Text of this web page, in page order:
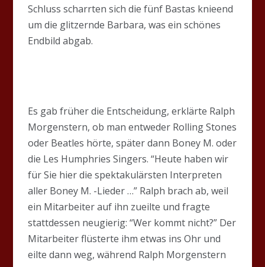
Schluss scharrten sich die fünf Bastas knieend
um die glitzernde Barbara, was ein schönes
Endbild abgab.
Es gab früher die Entscheidung, erklärte Ralph
Morgenstern, ob man entweder Rolling Stones
oder Beatles hörte, später dann Boney M. oder
die Les Humphries Singers. “Heute haben wir
für Sie hier die spektakulärsten Interpreten
aller Boney M. -Lieder …” Ralph brach ab, weil
ein Mitarbeiter auf ihn zueilte und fragte
stattdessen neugierig: “Wer kommt nicht?” Der
Mitarbeiter flüsterte ihm etwas ins Ohr und
eilte dann weg, während Ralph Morgenstern